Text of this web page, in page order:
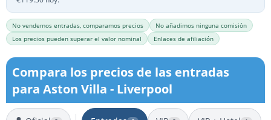
No vendemos entradas, comparamos precios
No añadimos ninguna comisión
Los precios pueden superar el valor nominal
Enlaces de afiliación
Compara los precios de las entradas
para Aston Villa - Liverpool